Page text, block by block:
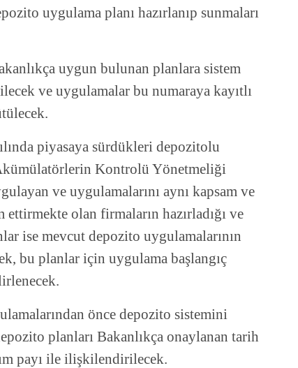
uygulama planı hazırlanıp sunmaları
uygun bulunan planlara sistem
ve uygulamalar bu numaraya kayıtlı
piyasaya sürdükleri depozitolu
Kontrolü Yönetmeliği
ve uygulamalarını aynı kapsam ve
olan firmaların hazırladığı ve
ise mevcut depozito uygulamalarının
bu planlar için uygulama başlangıç
önce depozito sistemini
planları Bakanlıkça onaylanan tarih
payı ile ilişkilendirilecek.